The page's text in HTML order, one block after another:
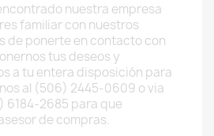
nuestra empresa
familiar con nuestros
de ponerte en contacto con
tus deseos y
a tu entera disposición para
al (506) 2445-0609 o via
6184-2685 para que
de compras.